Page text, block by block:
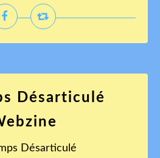
Désarticulé